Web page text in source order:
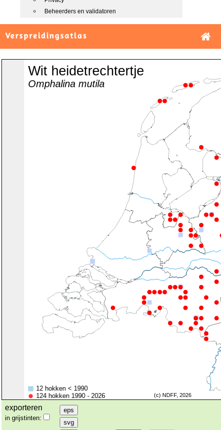
Beheerders en validatoren
Verspreidingsatlas